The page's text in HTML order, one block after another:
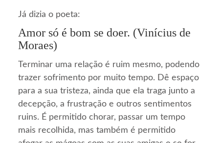
Já dizia o poeta:
Amor só é bom se doer. (Vinícius de
Moraes)
Terminar uma relação é ruim mesmo, podendo
trazer sofrimento por muito tempo. Dê espaço
para a sua tristeza, ainda que ela traga junto a
decepção, a frustração e outros sentimentos
ruins. É permitido chorar, passar um tempo
mais recolhida, mas também é permitido